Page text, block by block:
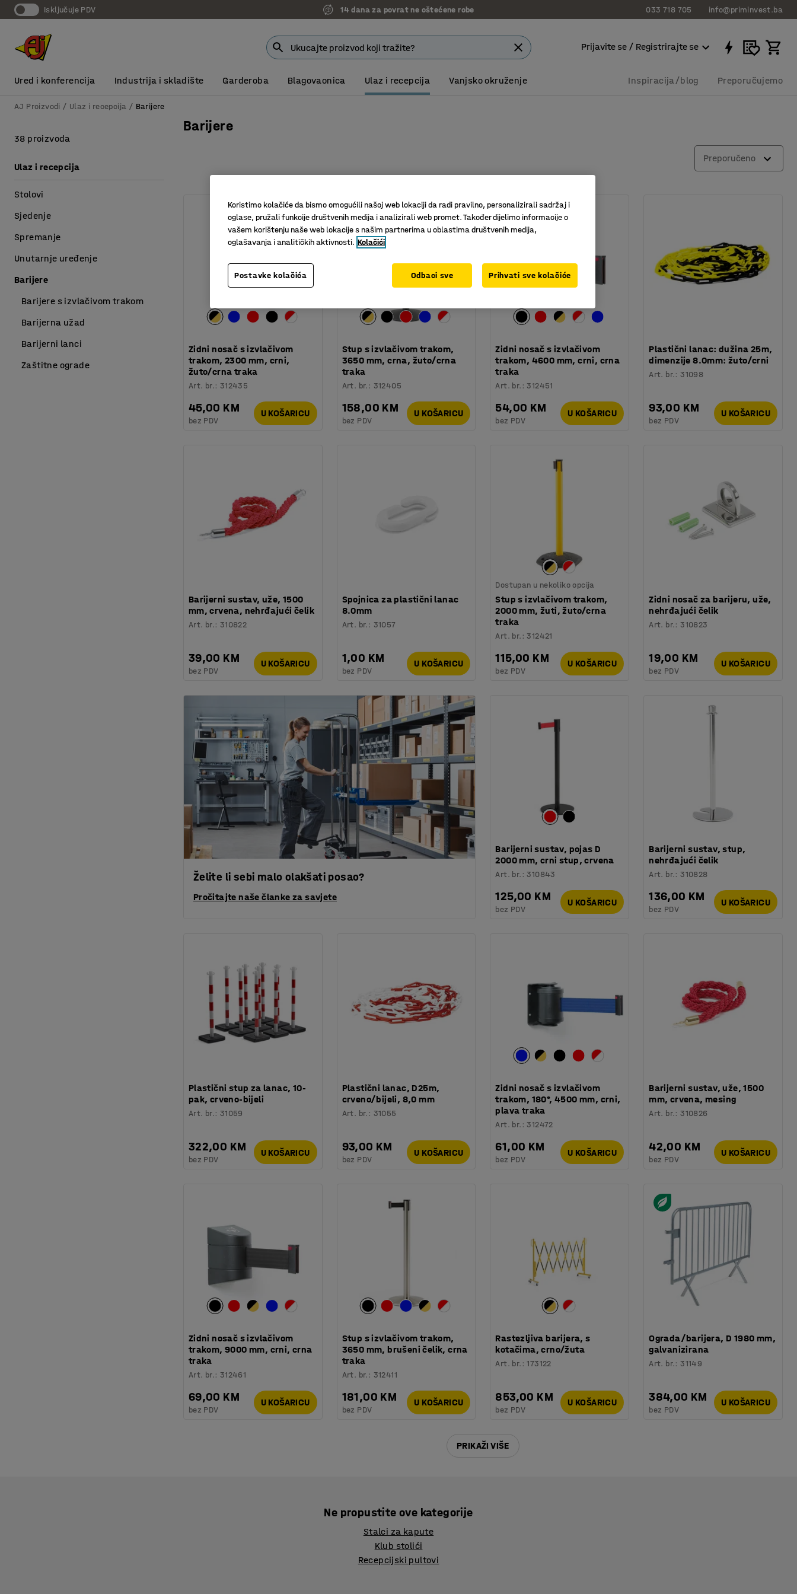
Isključuje PDV 14 dana za povrat ne oštećene robe 033 718 705 info@priminvest.ba
Prijavite se / Registrirajte se
Ured i konferencija Industrija i skladište Garderoba Blagovaonica Ulaz i recepcija Vanjsko okruženje Inspiracija/blog Preporučujemo
AJ Proizvodi Ulaz i recepcija Barijere
Barijere
Preporučeno
Zidni nosač s izvlačivom
trakom, 2300 mm, crni,
žuto/crna traka
Art. br.: 312435
45,00 KM
bez PDV
U KOŠARICU
Stup s izvlačivom trakom,
3650 mm, crna, žuto/crna
traka
Art. br. : 312405
158,00 KM
bez PDV
U KOŠARICU
Zidni nosač s izvlačivom
trakom, 4600 mm, crni, crna
traka
Art. br. :312451
54,00 KM
bez PDV
U KOŠARICU
Plastični lanac: dužina 25m,
dimenzije 8.0mm: žuto/crni
Art. br.:31098
93,00 KM
bez PDV
U KOŠARICU
Barijerni sustav, uže, 1500
mm, crvena, nehrđajući čelik
Art. br.: 310822
39,00 KM
bez PDV
U KOŠARICU
Spojnica za plastični lanac
8.0mm
Art. br. : 31057
1,00 KM
bez PDV
U KOŠARICU
Dostupan u nekoliko opcija
Stup s izvlačivom trakom,
2000 mm, žuti, žuto/crna
traka
Art. br. :312421
115,00 KM
bez PDV
U KOŠARICU
Zidni nosač za barijeru, uže,
nehrđajući čelik
Art. br.:310823
19,00 KM
bez PDV
U KOŠARICU
Želite li sebi malo olakšati posao?
Pročitajte naše članke za savjete
Barijerni sustav, pojas D
2000 mm, crni stup, crvena
Art. br. :310843
125,00 KM
bez PDV
U KOŠARICU
Barijerni sustav, stup,
nehrđajući čelik
Art. br.:310828
136,00 KM
bez PDV
U KOŠARICU
Plastični stup za lanac, 10-
pak, crveno-bijeli
Art. br.: 31059
322,00 KM
bez PDV
U KOŠARICU
Plastični lanac, D25m,
crveno/bijeli, 8,0 mm
Art. br. : 31055
93,00 KM
bez PDV
U KOŠARICU
Zidni nosač s izvlačivom
trakom, 180°, 4500 mm, crni,
plava traka
Art. br. :312472
61,00 KM
bez PDV
U KOŠARICU
Barijerni sustav, uže, 1500
mm, crvena, mesing
Art. br.:310826
42,00 KM
bez PDV
U KOŠARICU
Zidni nosač s izvlačivom
trakom, 9000 mm, crni, crna
traka
Art. br.: 312461
69,00 KM
bez PDV
U KOŠARICU
Stup s izvlačivom trakom,
3650 mm, brušeni čelik, crna
traka
Art. br. : 312411
181,00 KM
bez PDV
U KOŠARICU
Rastezljiva barijera, s
kotačima, crno/žuta
Art. br. :173122
853,00 KM
bez PDV
U KOŠARICU
Ograda/barijera, D 1980 mm,
galvanizirana
Art. br.:31149
384,00 KM
bez PDV
U KOŠARICU
PRIKAŽI VIŠE
38 proizvoda
Ulaz i recepcija
Stolovi
Sjedenje
Spremanje
Unutarnje uređenje
Barijere
Barijere s izvlačivom trakom
Barijerna užad
Barijerni lanci
Zaštitne ograde
Ne propustite ove kategorije
Stalci za kapute
Klub stolići
Recepcijski pultovi
Koristimo kolačiće da bismo omogućili našoj web lokaciji da radi pravilno, personalizirali sadržaj i
oglase, pružali funkcije društvenih medija i analizirali web promet. Također dijelimo informacije o
vašem korištenju naše web lokacije s našim partnerima u oblastima društvenih medija,
oglašavanja i analitičkih aktivnosti. Kolačići
Postavke kolačića Odbaci sve Prihvati sve kolačiće